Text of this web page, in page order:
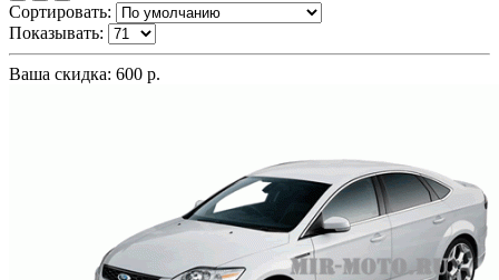
Сортировать:
Показывать:
Ваша скидка: 600 р.